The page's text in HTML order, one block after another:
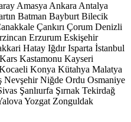
Amasya Ankara Antalya
Batman Bayburt Bilecik
Çankırı Çorum Denizli
Erzurum Eskişehir
Hatay Iğdır Isparta İstanbul
Kars Kastamonu Kayseri
Konya Kütahya Malatya
Nevşehir Niğde Ordu Osmaniye
Şanlıurfa Şırnak Tekirdağ
Yozgat Zonguldak